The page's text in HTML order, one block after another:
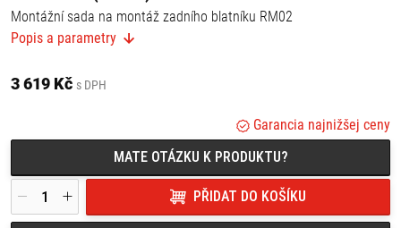
Montážní sada na montáž zadního blatníku RM02
Vhodné pro:
Yamaha Tracer 9 (21-22)
Popis a parametry
3 619 Kč s DPH
Garancia najnižšej ceny
MATE OTÁZKU K PRODUKTU?
PŘIDAT DO KOŠÍKU